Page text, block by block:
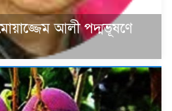
আলী পদ্মভূষণে